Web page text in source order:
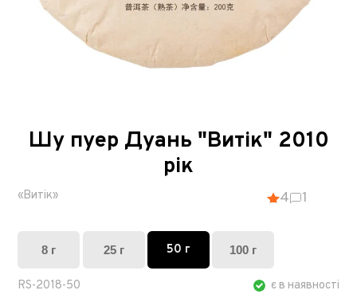
Шу пуер Дуань "Витік" 2010
рік
«Витік» 4 1
8 г 25 г 50 г 100 г
RS-2018-50 є в наявності